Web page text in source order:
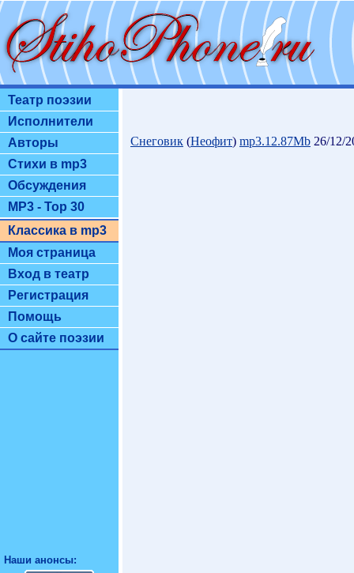
Театр поэзии
Исполнители
Авторы
Стихи в mp3
Обсуждения
MP3 - Top 30
Классика в mp3
Моя страница
Вход в театр
Регистрация
Помощь
О сайте поэзии
Наши анонсы:
Снеговик (Неофит) mp3.12.87Mb 26/12/